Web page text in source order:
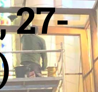
27-